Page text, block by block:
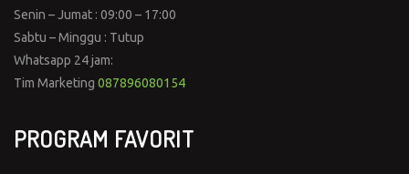
Senin – Jumat : 09:00 – 17:00
Sabtu – Minggu : Tutup
Whatsapp 24 jam:
Tim Marketing 087896080154
PROGRAM FAVORIT